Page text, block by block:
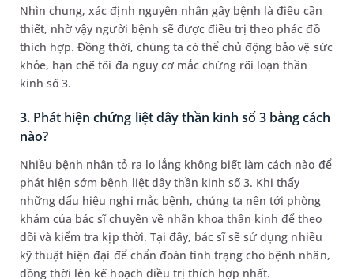
Nhìn chung, xác định nguyên nhân gây bệnh là điều cần
thiết, nhờ vậy người bệnh sẽ được điều trị theo phác đồ
thích hợp. Đồng thời, chúng ta có thể chủ động bảo vệ sức
khỏe, hạn chế tối đa nguy cơ mắc chứng rối loạn thần
kinh số 3.
3. Phát hiện chứng liệt dây thần kinh số 3 bằng cách
nào?
Nhiều bệnh nhân tỏ ra lo lắng không biết làm cách nào để
phát hiện sớm bệnh liệt dây thần kinh số 3. Khi thấy
những dấu hiệu nghi mắc bệnh, chúng ta nên tới phòng
khám của bác sĩ chuyên về nhãn khoa thần kinh để theo
dõi và kiểm tra kịp thời. Tại đây, bác sĩ sẽ sử dụng nhiều
kỹ thuật hiện đại để chẩn đoán tình trạng cho bệnh nhân,
đồng thời lên kế hoạch điều trị thích hợp nhất.